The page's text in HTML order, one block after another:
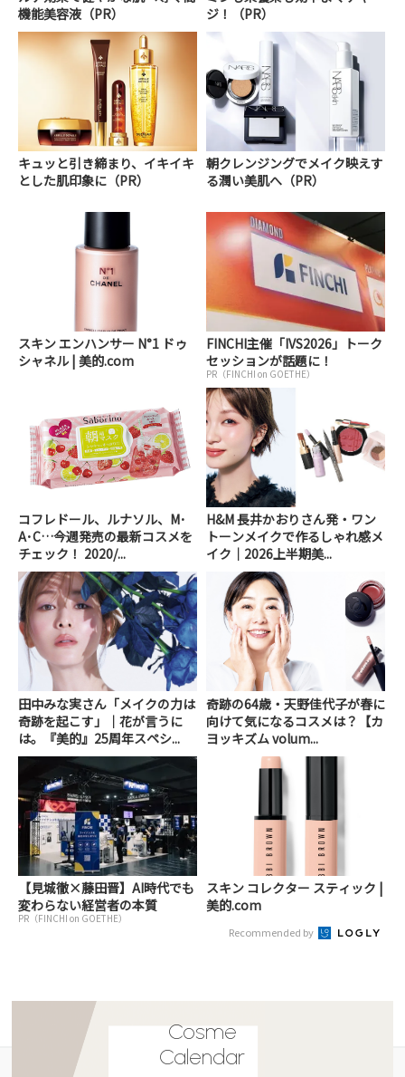
機能美容液（PR）
ジ！（PR）
キュッと引き締まり、イキイキ
とした肌印象に（PR）
朝クレンジングでメイク映えす
る潤い美肌へ（PR）
スキン エンハンサー N°1 ドゥ
シャネル | 美的.com
FINCHI主催「IVS2026」トーク
セッションが話題に！
PR（FINCHI on GOETHE）
コフレドール、ルナソル、M･
A･C…今週発売の最新コスメを
チェック！ 2020/...
H&M 長井かおりさん発・ワン
トーンメイクで作るしゃれ感メ
イク｜2026上半期美...
田中みな実さん「メイクの力は
奇跡を起こす」｜花が言うに
は。『美的』25周年スペシ...
奇跡の64歳・天野佳代子が春に
向けて気になるコスメは？【カ
ヨッキズム volum...
【見城徹×藤田晋】AI時代でも
変わらない経営者の本質
PR（FINCHI on GOETHE）
スキン コレクター スティック |
美的.com
Recommended by
Cosme
Calendar